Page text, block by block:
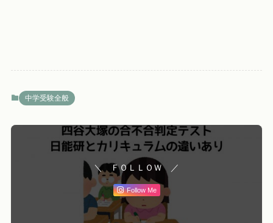
中学受験全般
＼ ＦＯＬＬＯＷ ／
Follow Me